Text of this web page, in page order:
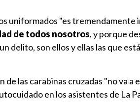
uniformados "es
de todos nosotros, y porque
delito, son ellos y ellas las que
las carabinas cruzadas "no va a
en los asistentes de La